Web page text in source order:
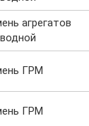
агрегатов
ГРМ
ГРМ